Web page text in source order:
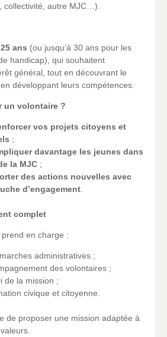
collectivité, autre MJC…).
ans (ou jusqu’à 30 ans pour les
handicap), qui souhaitent
général, tout en découvrant le
développant leurs compétences.
un volontaire ?
vos projets citoyens et
;
davantage les jeunes dans
la MJC ;
des actions nouvelles avec
d’engagement
complet
en charge :
administratives ;
des volontaires ;
de la mission ;
civique et citoyenne.
de proposer une mission adaptée à